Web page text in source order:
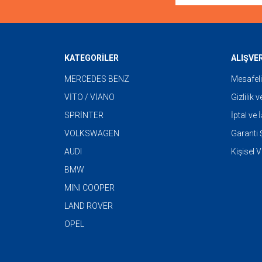
KATEGORİLER
MERCEDES BENZ
VİTO / VİANO
SPRİNTER
VOLKSWAGEN
AUDI
BMW
MINI COOPER
LAND ROVER
OPEL
Gizlilik
İptal ve
Garanti
Kişisel